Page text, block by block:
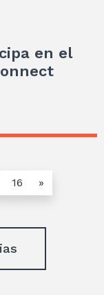
en el
16 »